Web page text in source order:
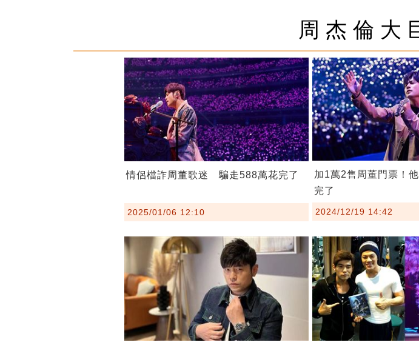
周杰倫大
情侶檔詐周董歌迷 騙走588萬花完了
2025/01/06 12:10
加1萬2售周董門票！
完了
2024/12/19 14:42